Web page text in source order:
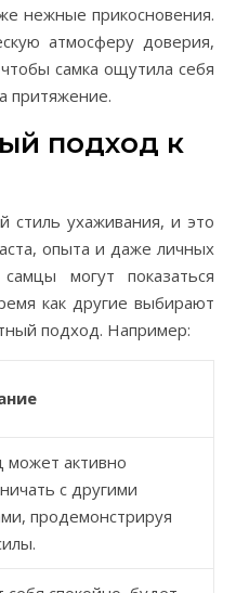
нежные прикосновения.
атмосферу доверия,
самка ощутила себя
притяжение.
подход к
ухаживания, и это
опыта и даже личных
могут показаться
как другие выбирают
подход. Например:
может активно
с другими
продемонстрируя